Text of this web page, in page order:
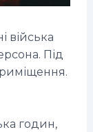
війська
Під
годин,